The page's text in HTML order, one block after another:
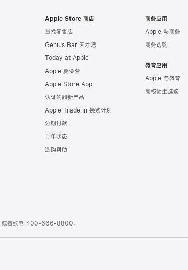
Apple Store 商店
查找零售店
Genius Bar 天才吧
Today at Apple
Apple 夏令营
Apple Store App
认证的翻新产品
Apple Trade In 换购计划
分期付款
订单状态
选购帮助
商务应用
Apple 与商务
商务选购
教育应用
Apple 与教育
高校师生选购
或者致电 400-666-8800。